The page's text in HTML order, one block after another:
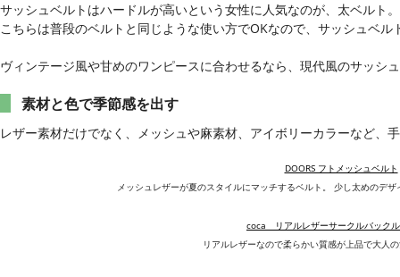
サッシュベルトはハードルが高いという女性に人気なのが、太ベルト。
こちらは普段のベルトと同じような使い方でOKなので、サッシュベ
ヴィンテージ風や甘めのワンピースに合わせるなら、現代風のサッシ
素材と色で季節感を出す
レザー素材だけでなく、メッシュや麻素材、アイボリーカラーなど、
DOORS フトメッシュベルト
メッシュレザーが夏のスタイルにマッチするベルト。 少し太めのデ
coca リアルレザーサークルバック
リアルレザーなので柔らかい質感が上品で大人